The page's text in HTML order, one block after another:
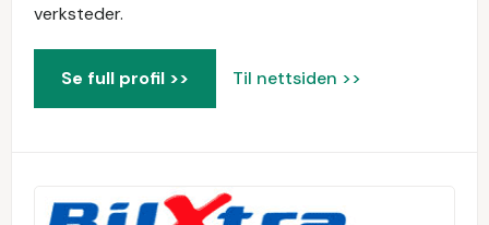
verksteder.
Se full profil >> Til nettsiden >>